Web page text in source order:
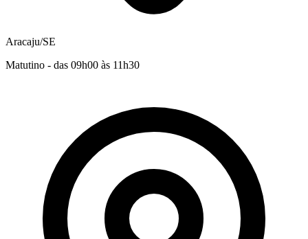
Aracaju/SE
Matutino - das 09h00 às 11h30